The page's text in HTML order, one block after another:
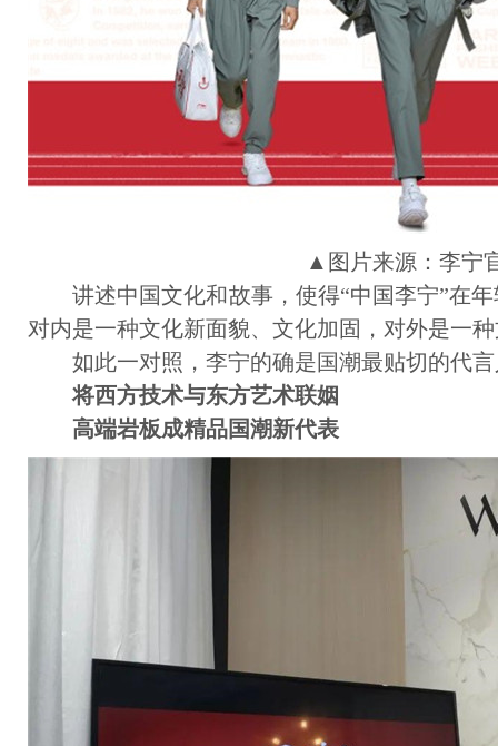
▲图片来源：李宁
讲述中国文化和故事，使得“中国李宁”在年
对内是一种文化新面貌、文化加固，对外是一
如此一对照，李宁的确是国潮最贴切的代言
将西方技术与东方艺术联姻
高端岩板成精品国潮新代表